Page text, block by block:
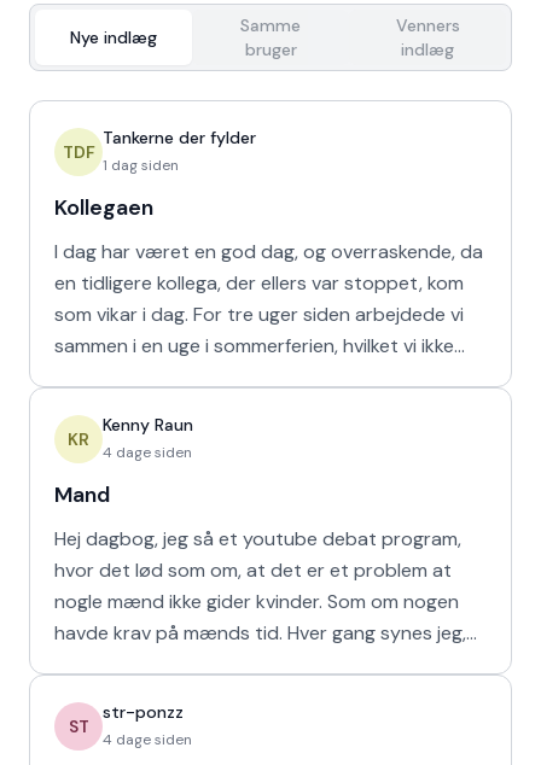
Nye indlæg
Samme
bruger
Venners
indlæg
TDF
Tankerne der fylder
1 dag siden
Kollegaen
I dag har været en god dag, og overraskende, da
en tidligere kollega, der ellers var stoppet, kom
som vikar i dag. For tre uger siden arbejdede vi
sammen i en uge i sommerferien, hvilket vi ikke
KR
Kenny Raun
4 dage siden
Mand
Hej dagbog, jeg så et youtube debat program,
hvor det lød som om, at det er et problem at
nogle mænd ikke gider kvinder. Som om nogen
havde krav på mænds tid. Hver gang synes jeg,
ST
str-ponzz
4 dage siden